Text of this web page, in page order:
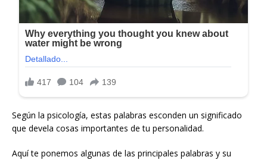
Según la psicología, estas palabras esconden un significado
que devela cosas importantes de tu personalidad.
Aquí te ponemos algunas de las principales palabras y su